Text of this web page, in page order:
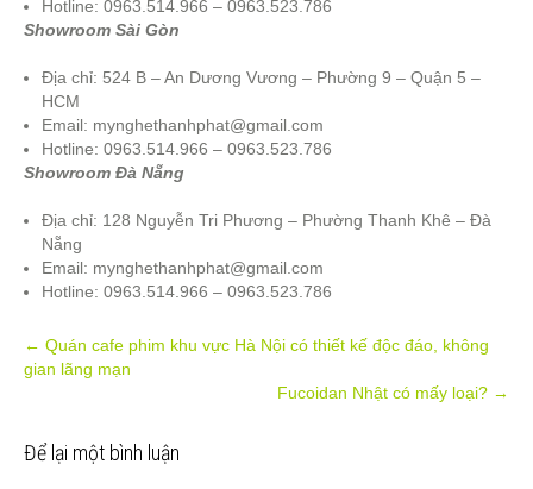
Hotline: 0963.514.966 – 0963.523.786
Showroom Sài Gòn
Địa chỉ: 524 B – An Dương Vương – Phường 9 – Quận 5 –
HCM
Email: mynghethanhphat@gmail.com
Hotline: 0963.514.966 – 0963.523.786
Showroom Đà Nẵng
Địa chỉ: 128 Nguyễn Tri Phương – Phường Thanh Khê – Đà
Nẵng
Email: mynghethanhphat@gmail.com
Hotline: 0963.514.966 – 0963.523.786
Post
navigation
← Quán cafe phim khu vực Hà Nội có thiết kế độc đáo, không
gian lãng mạn
Fucoidan Nhật có mấy loại? →
Để lại một bình luận